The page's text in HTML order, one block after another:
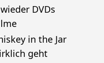
DVDs
in the Jar
geht